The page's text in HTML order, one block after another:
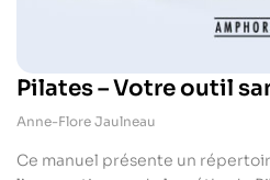
Pilates – Votre outil
Anne-Flore Jaulneau
Ce manuel présente un